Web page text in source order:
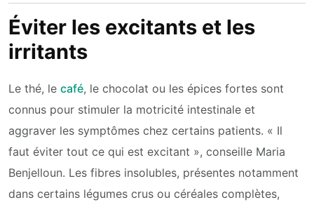
Éviter les excitants et les
irritants
Le thé, le café, le chocolat ou les épices fortes sont
connus pour stimuler la motricité intestinale et
aggraver les symptômes chez certains patients. « Il
faut éviter tout ce qui est excitant », conseille Maria
Benjelloun. Les fibres insolubles, présentes notamment
dans certains légumes crus ou céréales complètes,